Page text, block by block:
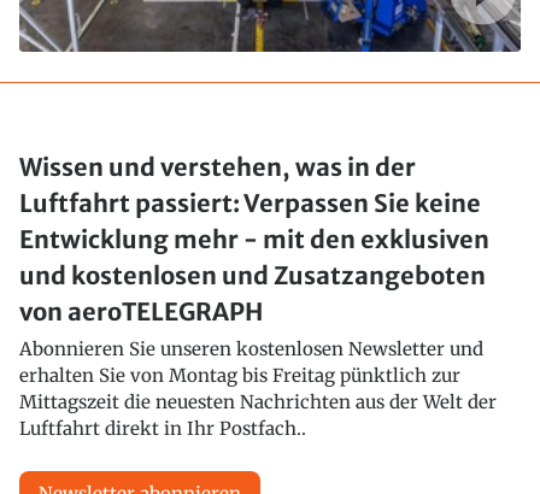
Wissen und verstehen, was in der
Luftfahrt passiert: Verpassen Sie keine
Entwicklung mehr - mit den exklusiven
und kostenlosen und Zusatzangeboten
von aeroTELEGRAPH
Abonnieren Sie unseren kostenlosen Newsletter und
erhalten Sie von Montag bis Freitag pünktlich zur
Mittagszeit die neuesten Nachrichten aus der Welt der
Luftfahrt direkt in Ihr Postfach..